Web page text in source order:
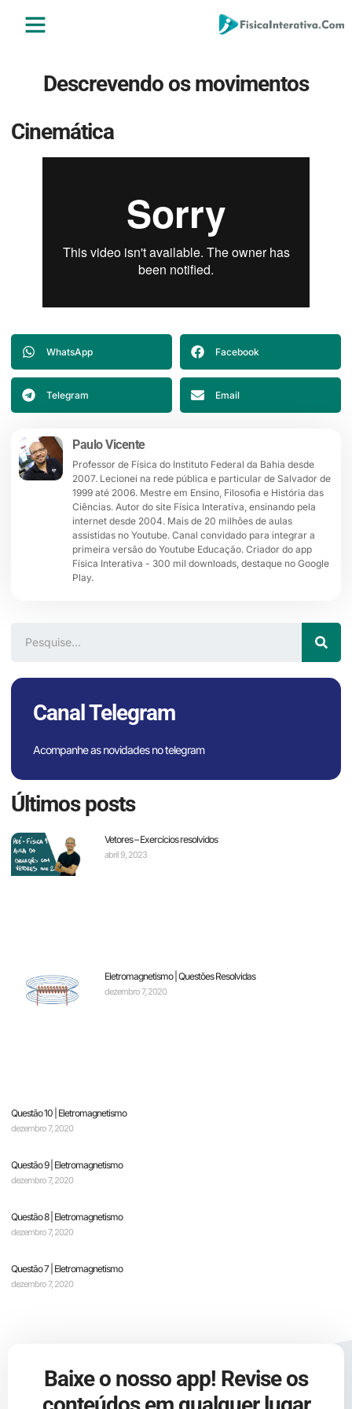
Descrevendo os movimentos
Cinemática
WhatsApp Facebook
Telegram Email
Paulo Vicente
Professor de Física do Instituto Federal da Bahia desde
2007. Lecionei na rede pública e particular de Salvador de
1999 até 2006. Mestre em Ensino, Filosofia e História das
Ciências. Autor do site Física Interativa, ensinando pela
internet desde 2004. Mais de 20 milhões de aulas
assistidas no Youtube. Canal convidado para integrar a
primeira versão do Youtube Educação. Criador do app
Física Interativa - 300 mil downloads, destaque no Google
Play.
Canal Telegram
Acompanhe as novidades no telegram
Últimos posts
Vetores – Exercícios resolvidos
abril 9, 2023
Eletromagnetismo | Questões Resolvidas
dezembro 7, 2020
Questão 10 | Eletromagnetismo
dezembro 7, 2020
Questão 9 | Eletromagnetismo
dezembro 7, 2020
Questão 8 | Eletromagnetismo
dezembro 7, 2020
Questão 7 | Eletromagnetismo
dezembro 7, 2020
Baixe o nosso app! Revise os